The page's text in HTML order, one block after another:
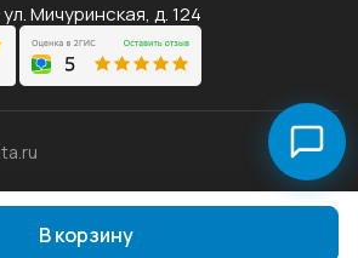
В корзину
Мичуринская, д. 124
Оферта